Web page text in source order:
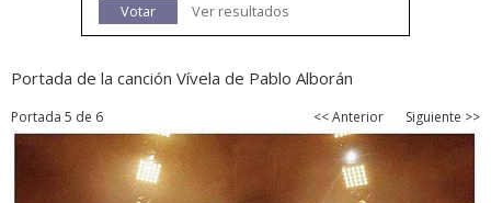
Votar
Ver resultados
Portada de la canción Vívela de Pablo Alborán
Portada 5 de 6 << Anterior Siguiente >>